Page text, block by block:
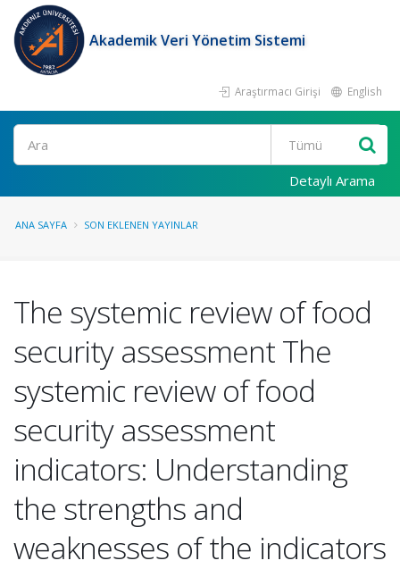
Akademik Veri Yönetim Sistemi
Araştırmacı Girişi English
Ara
Detaylı Arama
ANA SAYFA SON EKLENEN YAYINLAR
The systemic review of food
security assessment The
systemic review of food
security assessment
indicators: Understanding
the strengths and
weaknesses of the indicators